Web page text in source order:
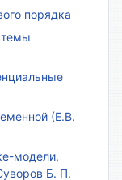
порядка
(Е.В.
модели,
Б. П.